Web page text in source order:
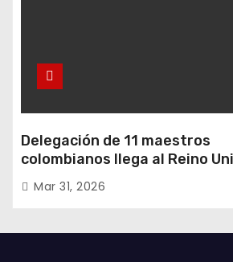
Delegación de 11 maestros
colombianos llega al Reino
entre ellos, una destacada
profesora de Ubaté
Mar 31, 2026